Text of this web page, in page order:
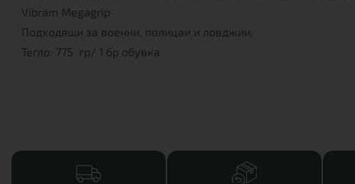
Vibram Megagrip
Подходящи за военни, полицаи и ловджии.
Тегло: 775 гр/ 1 бр обувка